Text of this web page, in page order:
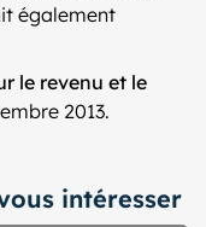
également
le revenu et le
2013.
intéresser